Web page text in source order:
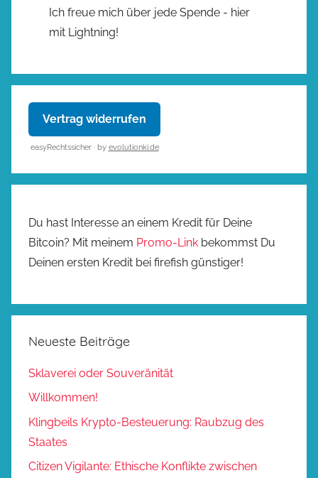
Ich freue mich über jede Spende - hier
mit Lightning!
Vertrag widerrufen
easyRechtssicher · by evolutionki.de
Du hast Interesse an einem Kredit für Deine
Bitcoin? Mit meinem Promo-Link bekommst Du
Deinen ersten Kredit bei firefish günstiger!
Neueste Beiträge
Sklaverei oder Souveränität
Willkommen!
Klingbeils Krypto-Besteuerung: Raubzug des
Staates
Citizen Vigilante: Ethische Konflikte zwischen